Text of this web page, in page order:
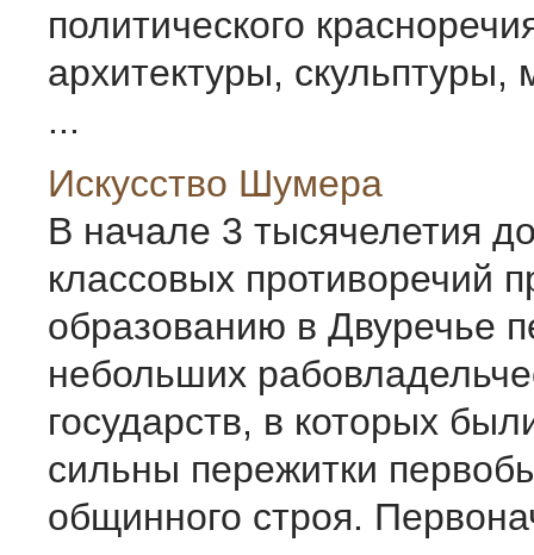
политического
архитектуры, скульптуры,
...
Искусство Шумера
В начале 3 тысячелетия
классовых противоречий
образованию в Двуречье
небольших
государств, в которых
сильны пережитки
общинного строя.